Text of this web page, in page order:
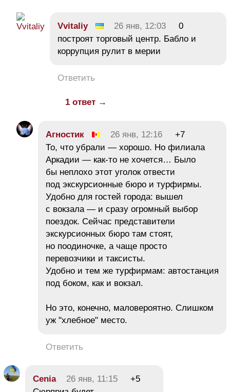
Vvitaliy 26 янв, 12:03
0
построят торговый центр. Бабло и
коррупция рулит в мерии
Ответить
1 ответ →
Агностик 26 янв, 12:16
+7
То, что убрали — хорошо. Но филиала
Аркадии — как-то не хочется… Было
бы неплохо этот уголок отвести
под экскурсионные бюро и турфирмы.
Удобно для гостей города: вышел
с вокзала — и сразу огромный выбор
поездок. Сейчас представители
экскурсионных бюро там стоят,
но поодиночке, а чаще просто
перевозчики и таксисты.
Удобно и тем же турфирмам: автостанция
под боком, как и вокзал.
Но это, конечно, маловероятно. Слишком
уж "хлебное" место.
Ответить
Cenia 26 янв, 11:15
+5